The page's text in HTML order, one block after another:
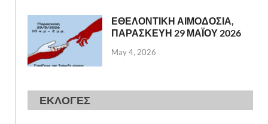
ΕΘΕΛΟΝΤΙΚΗ ΑΙΜΟΔΟΣΙΑ,
ΠΑΡΑΣΚΕΥΗ 29 ΜΑΪΟΥ 2026
May 4, 2026
ΕΚΛΟΓΕΣ